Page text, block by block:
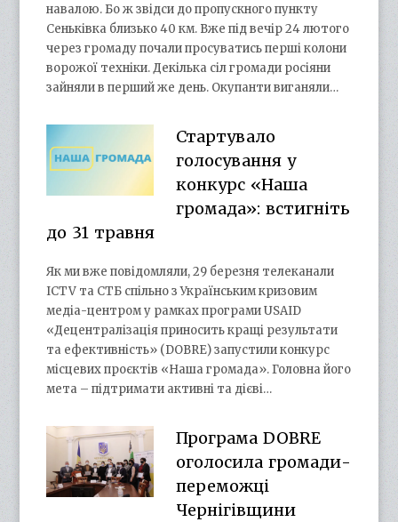
навалою. Бо ж звідси до пропускного пункту
Сеньківка близько 40 км. Вже під вечір 24 лютого
через громаду почали просуватись перші колони
ворожої техніки. Декілька сіл громади росіяни
зайняли в перший же день. Окупанти виганяли…
Стартувало
голосування у
конкурс «Наша
громада»: встигніть
до 31 травня
Як ми вже повідомляли, 29 березня телеканали
ICTV та СТБ спільно з Українським кризовим
медіа-центром у рамках програми USAID
«Децентралізація приносить кращі результати
та ефективність» (DOBRE) запустили конкурс
місцевих проєктів «Наша громада». Головна його
мета – підтримати активні та дієві…
Програма DOBRE
оголосила громади-
переможці
Чернігівщини